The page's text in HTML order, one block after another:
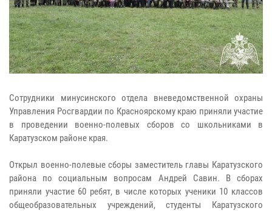
Сотрудники минусинского отдела вневедомственной охраны
Управления Росгвардии по Красноярскому краю приняли участие
в проведении военно-полевых сборов со школьниками в
Каратузском районе края.
Открыл военно-полевые сборы заместитель главы Каратузского
района по социальным вопросам Андрей Савин. В сборах
приняли участие 60 ребят, в числе которых ученики 10 классов
общеобразовательных учреждений, студенты Каратузского